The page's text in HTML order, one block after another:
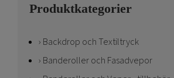
Produktkategorier
Backdrop och Textiltryck
Banderoller och Fasadvepor